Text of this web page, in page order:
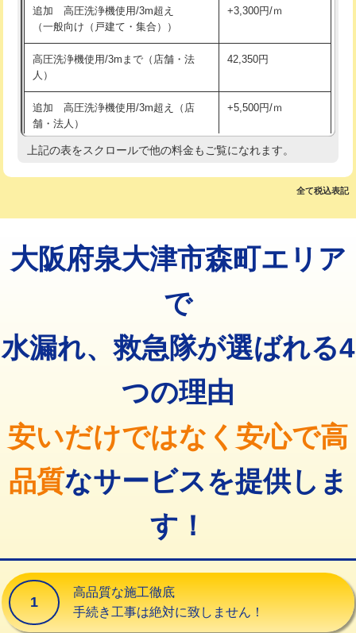
※給水管工事は20mmまでの価格です。
持込商品取付（浄水器・分岐水栓） 16,500円
業）
排水管工事（追加 排水管工事/3ｍ超
え）
マス交換（土の掘削・埋め戻し作業） 11,000円~
マス交換（深さ50㎝以上） 66,000円
コンクリート斫り（厚さ10㎝超え）
モルタル補修（厚さ10㎝まで） 27,500円
16,500円
廃棄・処分 現場見積
追加 高圧洗浄機使用/3m超え
（一般向け（戸建て・集合））
+3,300円/ｍ
高圧洗浄機使用/3mまで（店舗・法
人）
42,350円
追加 高圧洗浄機使用/3m超え（店
舗・法人）
+5,500円/ｍ
高度高圧洗浄換 現地調査
トーラー機使用/3mまで 33,000円
追加トーラー機使用/3m超え +3,300円
止水・漏水調査・防水処理・清掃・修
11,000円
止水・漏水調査・防水処理・清掃・修
22,000円
止水・漏水調査・防水処理・清掃・修
理・調整・分解・加工など（重作業）
33,000円
その他部品の脱着 8,800円～
交換・取付(単水栓（壁付・デッキ
式）)
13,200円+材料費
交換・取付(混合水栓（壁付・デッキ
式・ワンホール）)
16,500円+材料費
上記の表をスクロールで他の料金もご覧になれます。
全て税込表記
大阪府泉大津市森町エリア
で
水漏れ、救急隊が選ばれる4
つの理由
安いだけではなく安心で高
品質なサービスを提供しま
す！
1
高品質な施工徹底
手続き工事は絶対に致しません！